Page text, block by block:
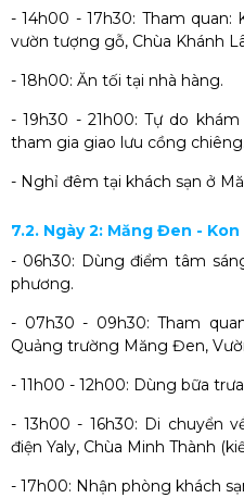
- 14h00 - 17h30: Tham quan:
vườn tượng gỗ, Chùa Khánh
- 18h00: Ăn tối tại nhà hàng.
- 19h30 - 21h00: Tự do
tham gia giao lưu cồng chiêng.
- Nghỉ đêm tại khách sạn ở
7.2. Ngày 2: Măng Đen -
- 06h30: Dùng điểm tâm
phương.
- 07h30 - 09h30: Tham
Quảng trường Măng Đen,
- 11h00 - 12h00: Dùng bữa
- 13h00 - 16h30: Di chuyển
điện Yaly, Chùa Minh Thành
- 17h00: Nhận phòng khách